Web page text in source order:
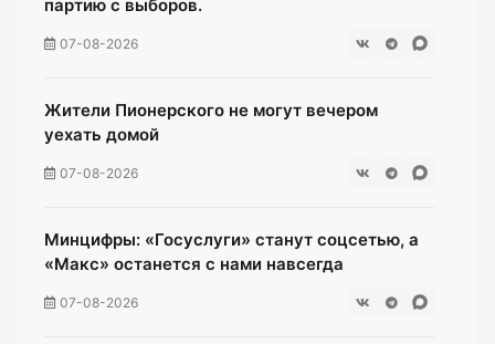
партию с выборов.
07-08-2026
Жители Пионерского не могут вечером
уехать домой
07-08-2026
Минцифры: «Госуслуги» станут соцсетью, а
«Макс» останется с нами навсегда
07-08-2026